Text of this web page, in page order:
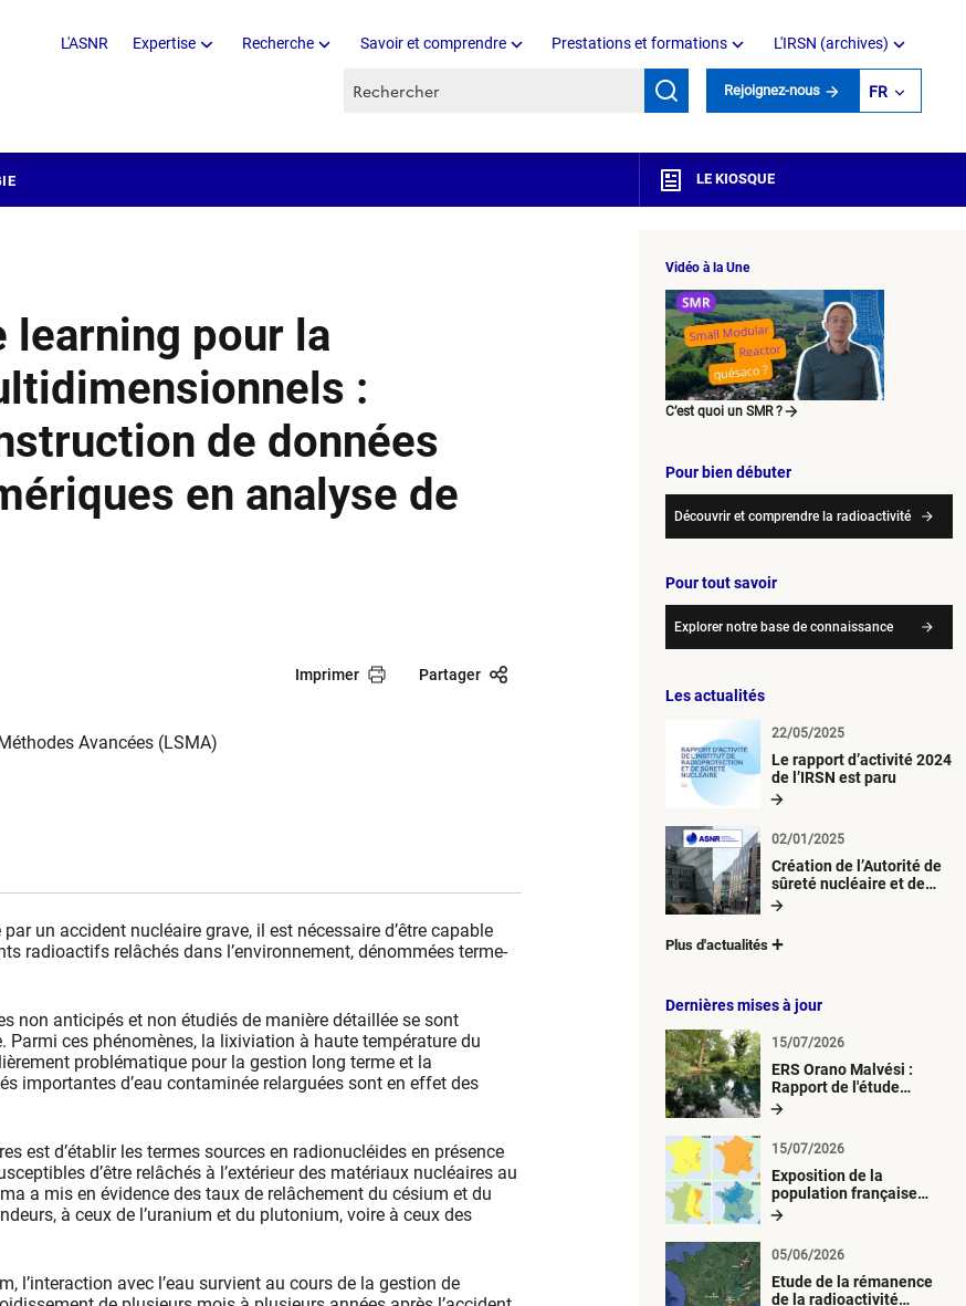
L'ASNR Expertise Recherche Savoir et comprendre Prestations et formations L'IRSN (archives)
Recherche par mots clés Rejoignez-nous FR
LE KIOSQUE
learning pour la
:
de données
en analyse de
Imprimer Partager
Avancées (LSMA)
un accident nucléaire grave, il est nécessaire d’être capable
radioactifs relâchés dans l’environnement, dénommées terme-
non anticipés et non étudiés de manière détaillée se sont
ces phénomènes, la lixiviation à haute température du
problématique pour la gestion long terme et la
importantes d’eau contaminée relarguées sont en effet des
est d’établir les termes sources en radionucléides en présence
d’être relâchés à l’extérieur des matériaux nucléaires au
a mis en évidence des taux de relâchement du césium et du
à ceux de l’uranium et du plutonium, voire à ceux des
l’interaction avec l’eau survient au cours de la gestion de
Vidéo à la Une
C’est quoi un SMR ?
Pour bien débuter
Découvrir et comprendre la radioactivité
Pour tout savoir
Explorer notre base de connaissance
Les actualités
Le rapport d’activité 2024
de l’IRSN est paru
22/05/2025
Création de l’Autorité de
sûreté nucléaire et de
radioprotection (ASNR)
02/01/2025
Plus d'actualités
Dernières mises à jour
ERS Orano Malvési :
Rapport de l'étude
radiologique du milieu
15/07/2026
Exposition de la
population française
métropolitaine aux
atmosphériques
radioactives depuis 1945
15/07/2026
Etude de la rémanence
de la radioactivité
05/06/2026